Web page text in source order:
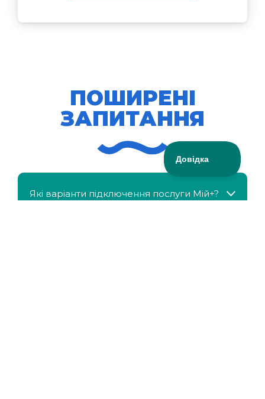
ПОШИРЕНІ
ЗАПИТАННЯ
Які варіанти підключення послуги Мій+?